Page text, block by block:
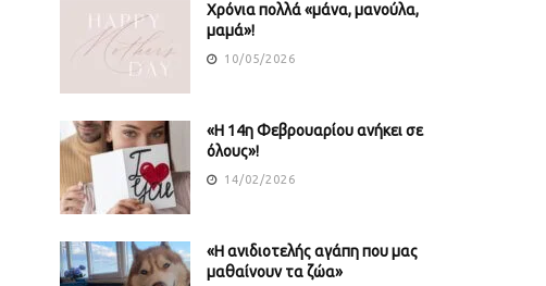
Χρόνια πολλά «μάνα, μανούλα,
μαμά»!
10/05/2026
«Η 14η Φεβρουαρίου ανήκει σε
όλους»!
14/02/2026
«Η ανιδιοτελής αγάπη που μας
μαθαίνουν τα ζώα»